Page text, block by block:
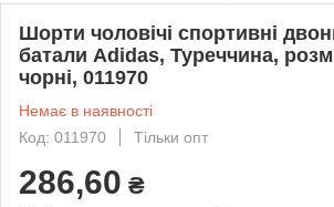
Шорти чоловічі спортивні
батали Adidas, Туреччина,
чорні, 011970
Немає в наявності
Код: 011970
Тільки опт
286,60 ₴